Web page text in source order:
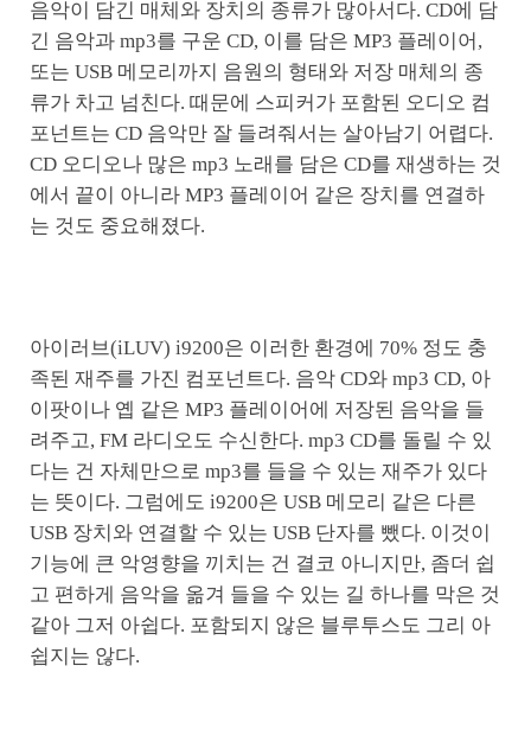
음악이 담긴 매체와 장치의 종류가 많아서다. CD에 담
긴 음악과 mp3를 구운 CD, 이를 담은 MP3 플레이어,
또는 USB 메모리까지 음원의 형태와 저장 매체의 종
류가 차고 넘친다. 때문에 스피커가 포함된 오디오 컴
포넌트는 CD 음악만 잘 들려줘서는 살아남기 어렵다.
CD 오디오나 많은 mp3 노래를 담은 CD를 재생하는 것
에서 끝이 아니라 MP3 플레이어 같은 장치를 연결하
는 것도 중요해졌다.
아이러브(iLUV) i9200은 이러한 환경에 70% 정도 충
족된 재주를 가진 컴포넌트다. 음악 CD와 mp3 CD, 아
이팟이나 옙 같은 MP3 플레이어에 저장된 음악을 들
려주고, FM 라디오도 수신한다. mp3 CD를 돌릴 수 있
다는 건 자체만으로 mp3를 들을 수 있는 재주가 있다
는 뜻이다. 그럼에도 i9200은 USB 메모리 같은 다른
USB 장치와 연결할 수 있는 USB 단자를 뺐다. 이것이
기능에 큰 악영향을 끼치는 건 결코 아니지만, 좀더 쉽
고 편하게 음악을 옮겨 들을 수 있는 길 하나를 막은 것
같아 그저 아쉽다. 포함되지 않은 블루투스도 그리 아
쉽지는 않다.